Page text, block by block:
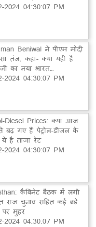
2024 04:30:07 PM
Beniwal ने पीएम मोदी
तंज, कहा- क्या यही है
का नया भारत…
2024 04:30:07 PM
Diesel Prices: क्या आज
बढ़ गए हैं पेट्रोल-डीजल के
ये है ताजा रेट
2024 04:30:07 PM
कैबिनेट बैठक में लगी
राज चुनाव सहित कई बड़े
मुहर
2024 04:30:07 PM